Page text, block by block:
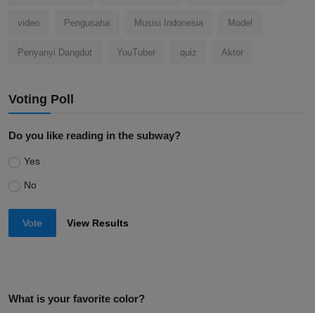
video Pengusaha Musisi Indonesia Model
Penyanyi Dangdut YouTuber quiz Aktor
Voting Poll
Do you like reading in the subway?
Yes
No
Vote View Results
What is your favorite color?